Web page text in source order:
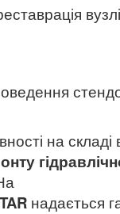
на складі
надається